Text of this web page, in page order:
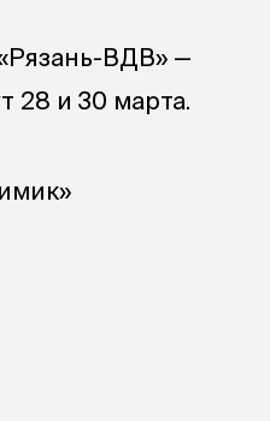
ВДВ» —
28 и 30 марта.